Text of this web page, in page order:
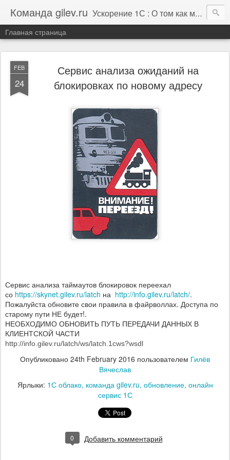
Команда gilev.ru Ускорение 1С : О том как мы это делаем. И не только про это.
Главная страница
FEB
24
Сервис анализа ожиданий на
блокировках по новому адресу
Сервис анализа таймаутов блокировок переехал
со https://skynet.gilev.ru/latch на http://info.gilev.ru/latch/.
Пожалуйста обновите свои правила в файрволлах. Доступа по
старому пути НЕ будет!.
НЕОБХОДИМО ОБНОВИТЬ ПУТЬ ПЕРЕДАЧИ ДАННЫХ В
КЛИЕНТСКОЙ ЧАСТИ
http://info.gilev.ru/latch/ws/latch.1cws?wsdl
Опубликовано 24th February 2016 пользователем Гилёв
Вячеслав
Ярлыки: 1С облако команда gilev.ru обновление онлайн
сервис 1С
0 Добавить комментарий